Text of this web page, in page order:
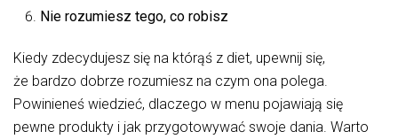
Nie rozumiesz tego, co robisz
Kiedy zdecydujesz się na którąś z diet, upewnij się,
że bardzo dobrze rozumiesz na czym ona polega.
Powinieneś wiedzieć, dlaczego w menu pojawiają się
pewne produkty i jak przygotowywać swoje dania. Warto